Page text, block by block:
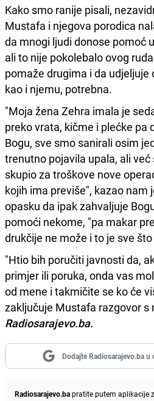
Kako smo ranije pisali,
Mustafa i njegova porodica
da mnogi ljudi donose pomoć
ali to nije pokolebalo ovog
pomaže drugima i da
kao i njemu, potrebna.
"Moja žena Zehra imala je
preko vrata, kičme i plećke pa
Bogu, sve smo sanirali osim
trenutno pojavila upala, ali
skupio za troškove nove
kojih ima previše", kazao nam
opasku da ipak zahvaljuje
pomoći nekome, "pa makar
drukčije ne može i to je sve
"Htio bih poručiti javnosti da,
primjer ili poruka, onda vas
od mene i takmičite se ko će
zaključuje Mustafa razgovor s
Radiosarajevo.ba.
Dodajte Radiosarajevo.ba u
Radiosarajevo.bapratite putem aplikacije